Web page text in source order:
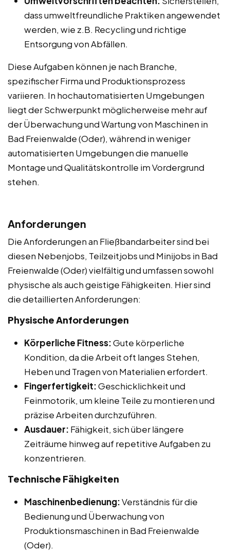
dass umweltfreundliche Praktiken angewendet
werden, wie z.B. Recycling und richtige
Entsorgung von Abfällen.
Diese Aufgaben können je nach Branche,
spezifischer Firma und Produktionsprozess
variieren. In hochautomatisierten Umgebungen
liegt der Schwerpunkt möglicherweise mehr auf
der Überwachung und Wartung von Maschinen in
Bad Freienwalde (Oder), während in weniger
automatisierten Umgebungen die manuelle
Montage und Qualitätskontrolle im Vordergrund
stehen.
Anforderungen
Die Anforderungen an Fließbandarbeiter sind bei
diesen Nebenjobs, Teilzeitjobs und Minijobs in Bad
Freienwalde (Oder) vielfältig und umfassen sowohl
physische als auch geistige Fähigkeiten. Hier sind
die detaillierten Anforderungen:
Physische Anforderungen
Körperliche Fitness:Gute körperliche
Kondition, da die Arbeit oft langes Stehen,
Heben und Tragen von Materialien erfordert.
Fingerfertigkeit:Geschicklichkeit und
Feinmotorik, um kleine Teile zu montieren und
präzise Arbeiten durchzuführen.
Ausdauer: Fähigkeit, sich über längere
Zeiträume hinweg auf repetitive Aufgaben zu
konzentrieren.
Technische Fähigkeiten
Maschinenbedienung:Verständnis für die
Bedienung und Überwachung von
Produktionsmaschinen in Bad Freienwalde
(Oder).